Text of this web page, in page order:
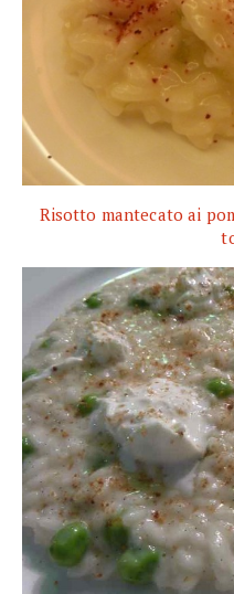
Risotto mantecato ai